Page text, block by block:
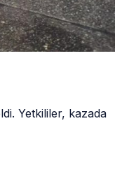
Yetkililer, kazada